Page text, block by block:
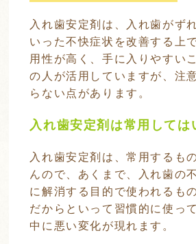
入れ歯安定剤は、入れ歯がず
いった不快症状を改善する上
用性が高く、手に入りやすい
の人が活用していますが、注
らない点があります。
入れ歯安定剤は常用しては
入れ歯安定剤は、常用するも
んので、あくまで、入れ歯の
に解消する目的で使われるも
だからといって習慣的に使っ
中に悪い変化が現れます。